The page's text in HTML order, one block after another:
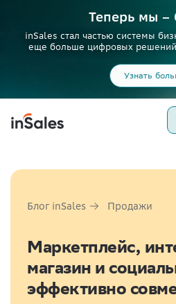
Теперь мы –
inSales стал частью системы
еще больше цифровых решений
Узнать
Блог inSales Продажи
Маркетплейс,
магазин и
эффективно